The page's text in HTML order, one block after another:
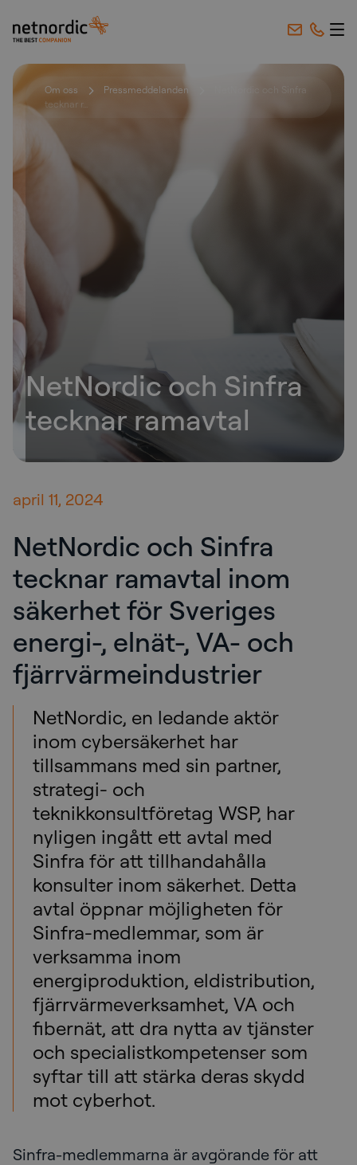
NetNordic Sweden
Om oss Pressmeddelanden
NetNordic och Sinfra
tecknar r...
NetNordic och Sinfra
tecknar ramavtal
april 11, 2024
NetNordic och Sinfra
tecknar ramavtal inom
säkerhet för Sveriges
energi-, elnät-, VA- och
fjärrvärmeindustrier
NetNordic, en ledande aktör
inom cybersäkerhet har
tillsammans med sin partner,
strategi- och
teknikkonsultföretag WSP, har
nyligen ingått ett avtal med
Sinfra för att tillhandahålla
konsulter inom säkerhet. Detta
avtal öppnar möjligheten för
Sinfra-medlemmar, som är
verksamma inom
energiproduktion, eldistribution,
fjärrvärmeverksamhet, VA och
fibernät, att dra nytta av tjänster
och specialistkompetenser som
syftar till att stärka deras skydd
mot cyberhot.
Sinfra-medlemmarna är avgörande för att